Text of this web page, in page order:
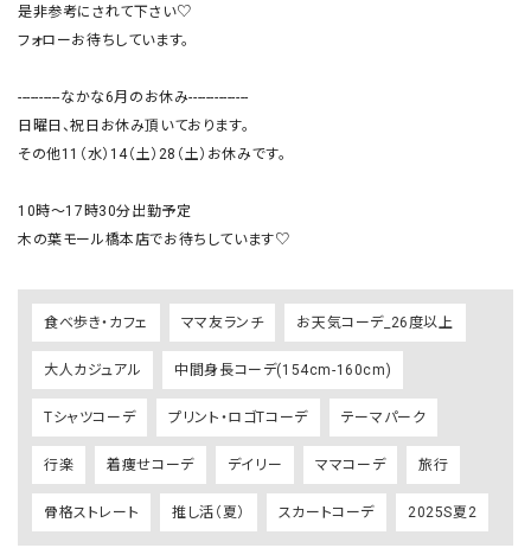
是非参考にされて下さい♡
フォローお待ちしています。
----------なかな6月のお休み--------------
日曜日、祝日お休み頂いております。
その他11（水）14（土）28（土）お休みです。
10時〜17時30分出勤予定
木の葉モール橋本店でお待ちしています♡
食べ歩き・カフェ ママ友ランチ お天気コーデ_26度以上
大人カジュアル 中間身長コーデ(154cm-160cm)
Tシャツコーデ プリント・ロゴTコーデ テーマパーク
行楽 着痩せコーデ デイリー ママコーデ 旅行
骨格ストレート 推し活（夏） スカートコーデ 2025S夏2